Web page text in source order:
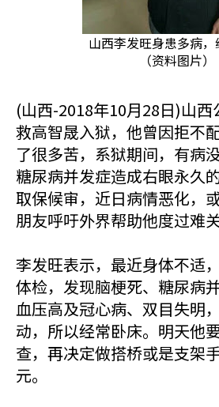
山西李发旺身患多病
（资料图片）
(山西-2018年10月28日)山
救高智晟入狱，他曾因拒不
了很多苦，系狱期间，有病
糖尿病并发症造成右眼永久
取保候审，近日病情恶化，
朋友呼吁外界帮助他度过难关
李发旺表示，最近身体不适
体检，发现脑梗死、糖尿病
血压高及冠心病、双目失明
动，所以经常卧床。明天他
查，再决定做搭桥或是支架
元。